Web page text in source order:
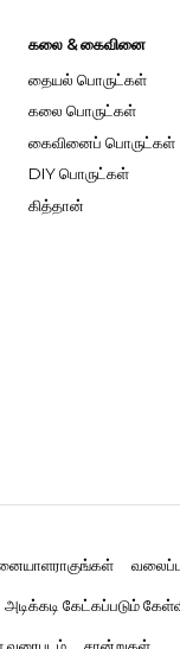
கலை & கைவினை
தையல் பொருட்கள்
கலை பொருட்கள்
கைவினைப் பொருட்கள்
DIY பொருட்கள்
கித்தான்
அடிக்கடி கேட்கப்படும்